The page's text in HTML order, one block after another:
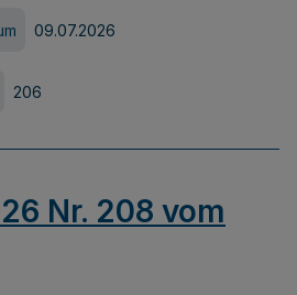
09.07.2026
206
Nr. 208 vom